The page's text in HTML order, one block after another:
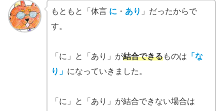
もともと「体言 に ・ あり 」だったからで
す。
「に」と「あり」が結合できるものは 「な
り」 になっていきました。
「に」と「あり」が結合できない場合は